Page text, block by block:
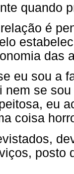
quando
é
das
eu sou a
nem se
eu
coisa
posto